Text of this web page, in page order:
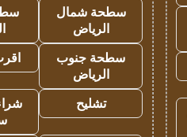
سطحة شمال
الرياض
سطحة جنوب
الرياض
تشليح